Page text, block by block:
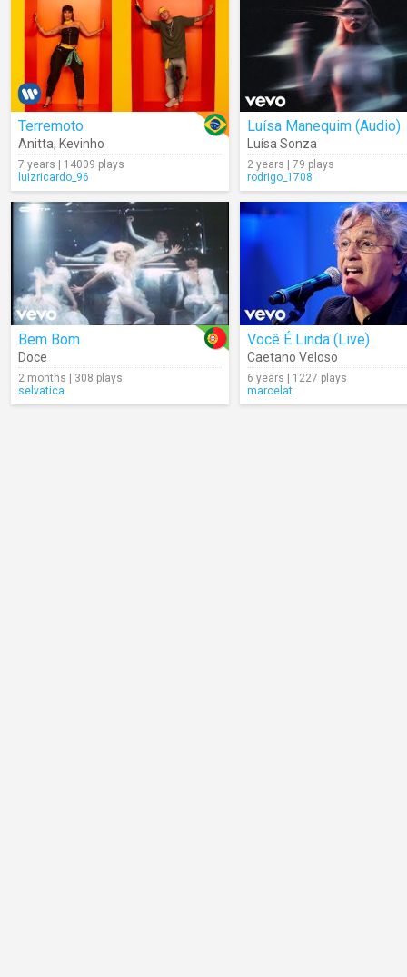
Terremoto
Anitta, Kevinho
7 years | 14009 plays
luizricardo_96
Luísa Manequim (Audio)
Luísa Sonza
2 years | 79 plays
rodrigo_1708
Bem Bom
Doce
2 months | 308 plays
selvatica
Você É Linda (Live)
Caetano Veloso
6 years | 1227 plays
marcelat